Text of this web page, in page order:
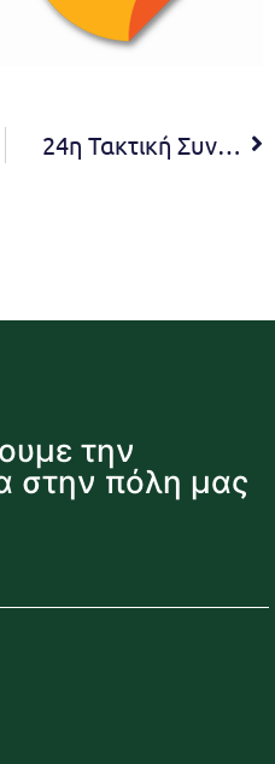
24η Τακτική Συνεδρίαση του Δημοτικού Συμβουλίου για το 2023 – 21.11.2023 – 18:30 (Live)
την
στην πόλη μας